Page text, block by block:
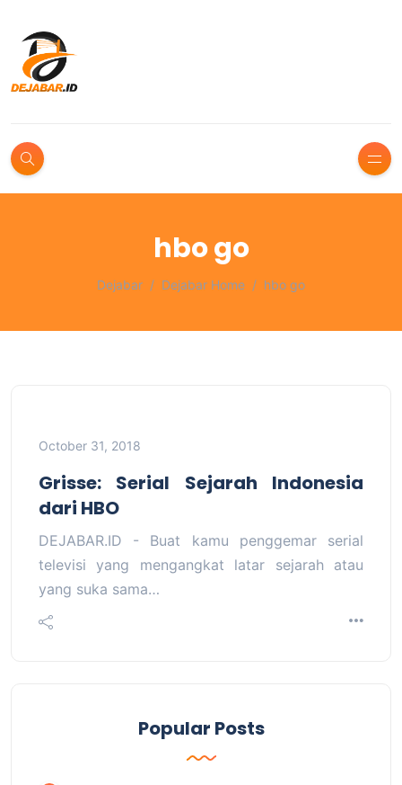
hbo go
Dejabar Dejabar Home hbo go
October 31, 2018
Grisse: Serial Sejarah Indonesia
dari HBO
DEJABAR.ID - Buat kamu penggemar serial
televisi yang mengangkat latar sejarah atau
yang suka sama…
Popular Posts